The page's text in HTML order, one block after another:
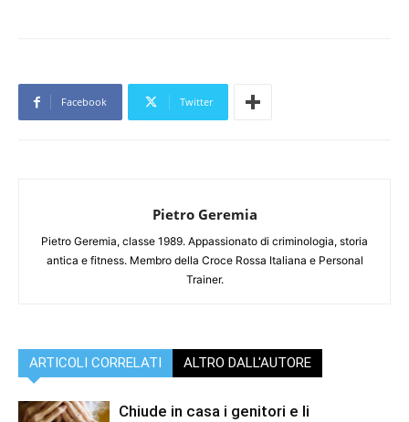
Facebook Twitter
Pietro Geremia
Pietro Geremia, classe 1989. Appassionato di criminologia, storia
antica e fitness. Membro della Croce Rossa Italiana e Personal
Trainer.
ARTICOLI CORRELATI ALTRO DALL'AUTORE
Chiude in casa i genitori e li